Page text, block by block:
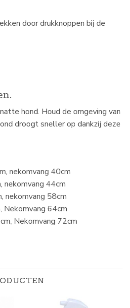
door drukknoppen bij de
hond. Houd de omgeving van
droogt sneller op dankzij deze
nekomvang 40cm
nekomvang 44cm
nekomvang 58cm
Nekomvang 64cm
Nekomvang 72cm